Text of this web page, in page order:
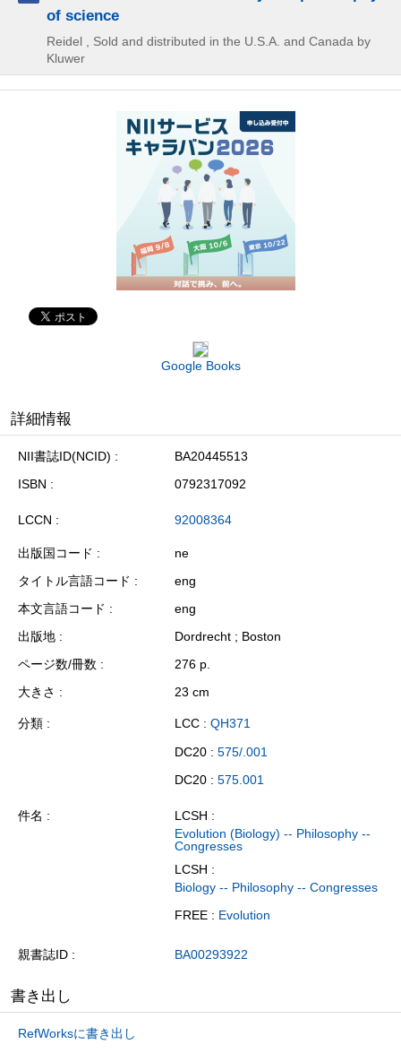
of science
Reidel , Sold and distributed in the U.S.A. and Canada by
Kluwer
Google Books
詳細情報
NII書誌ID(NCID)
BA20445513
ISBN
0792317092
LCCN 92008364
出版国コード
ne
タイトル言語コード
eng
本文言語コード
eng
出版地
Dordrecht ; Boston
ページ数/冊数
276 p.
大きさ
23 cm
分類 LCC : QH371
DC20 : 575/.001
DC20 : 575.001
件名
LCSH :
Evolution (Biology) -- Philosophy --
Congresses
LCSH :
Biology -- Philosophy -- Congresses
FREE : Evolution
親書誌ID BA00293922
書き出し
RefWorksに書き出し